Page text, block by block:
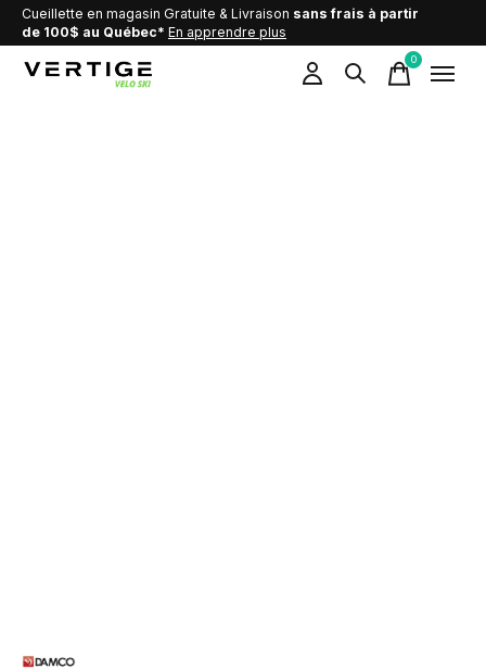
Cueillette en magasin Gratuite & Livraison sans frais à partir
de 100$ au Québec* En apprendre plus
0items